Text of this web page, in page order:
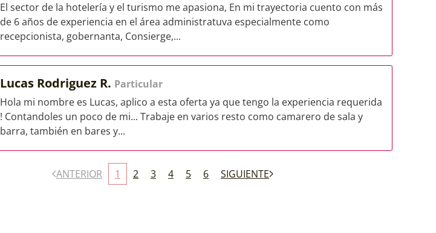
El sector de la hotelería y el turismo me apasiona, En mi trayectoria cuento con más
de 6 años de experiencia en el área administratuva especialmente como
recepcionista, gobernanta, Consierge,...
Lucas Rodriguez R. Particular
Hola mi nombre es Lucas, aplico a esta oferta ya que tengo la experiencia requerida
! Contandoles un poco de mi... Trabaje en varios resto como camarero de sala y
barra, también en bares y...
ANTERIOR 1 2 3 4 5 6 SIGUIENTE